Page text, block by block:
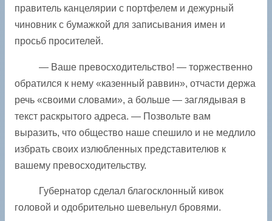
правитель канцелярии с портфелем и ­дежурный
чиновник с бумажкой для записывания имен и
просьб просителей.
— Ваше превосходительство! — торжественно
обратился к нему «казенный раввин», отчасти держа
речь «своими словами», а больше — заглядывая в
текст раскрытого ­адреса. — Позвольте вам
выразить, что общество наше спешило и не медлило
избрать своих излюбленных представителюв к
вашему превосходительству.
Губернатор сделал благосклонный кивок
головой и одобрительно шевельнул бровями.